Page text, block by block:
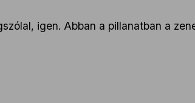
igen. Abban a pillanatban a